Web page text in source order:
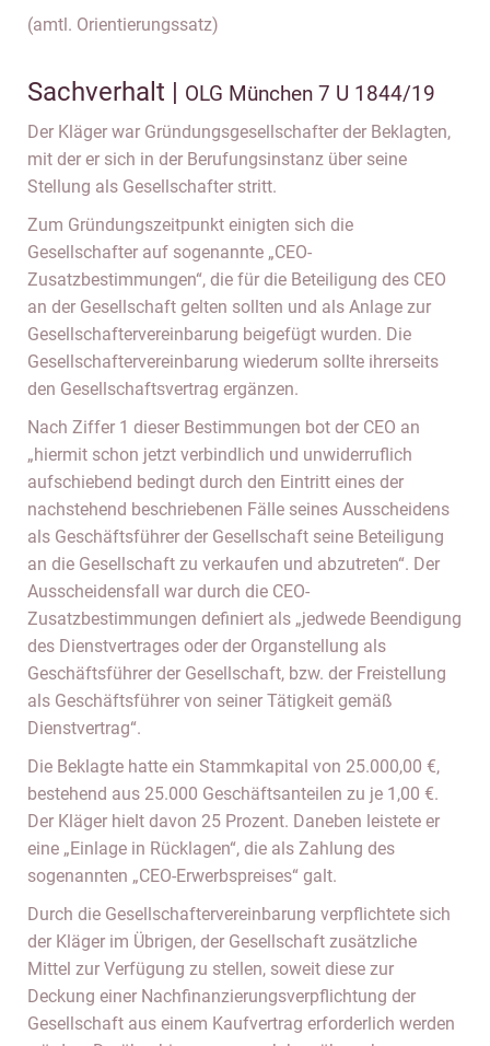
(amtl. Orientierungssatz)
Sachverhalt | OLG München 7 U 1844/19
Der Kläger war Gründungsgesellschafter der Beklagten,
mit der er sich in der Berufungsinstanz über seine
Stellung als Gesellschafter stritt.
Zum Gründungszeitpunkt einigten sich die
Gesellschafter auf sogenannte „CEO-
Zusatzbestimmungen“, die für die Beteiligung des CEO
an der Gesellschaft gelten sollten und als Anlage zur
Gesellschaftervereinbarung beigefügt wurden. Die
Gesellschaftervereinbarung wiederum sollte ihrerseits
den Gesellschaftsvertrag ergänzen.
Nach Ziffer 1 dieser Bestimmungen bot der CEO an
„hiermit schon jetzt verbindlich und unwiderruflich
aufschiebend bedingt durch den Eintritt eines der
nachstehend beschriebenen Fälle seines Ausscheidens
als Geschäftsführer der Gesellschaft seine Beteiligung
an die Gesellschaft zu verkaufen und abzutreten“. Der
Ausscheidensfall war durch die CEO-
Zusatzbestimmungen definiert als „jedwede Beendigung
des Dienstvertrages oder der Organstellung als
Geschäftsführer der Gesellschaft, bzw. der Freistellung
als Geschäftsführer von seiner Tätigkeit gemäß
Dienstvertrag“.
Die Beklagte hatte ein Stammkapital von 25.000,00 €,
bestehend aus 25.000 Geschäftsanteilen zu je 1,00 €.
Der Kläger hielt davon 25 Prozent. Daneben leistete er
eine „Einlage in Rücklagen“, die als Zahlung des
sogenannten „CEO-Erwerbspreises“ galt.
Durch die Gesellschaftervereinbarung verpflichtete sich
der Kläger im Übrigen, der Gesellschaft zusätzliche
Mittel zur Verfügung zu stellen, soweit diese zur
Deckung einer Nachfinanzierungsverpflichtung der
Gesellschaft aus einem Kaufvertrag erforderlich werden